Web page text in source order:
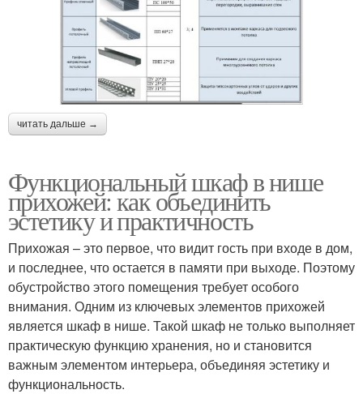
Интерьер для
современной двушки
Современные
потребности
Современная мебель
читать дальше →
Функциональный шкаф в нише
прихожей: как объединить
эстетику и практичность
Прихожая – это первое, что видит гость при входе в дом,
и последнее, что остается в памяти при выходе. Поэтому
обустройство этого помещения требует особого
внимания. Одним из ключевых элементов прихожей
является шкаф в нише. Такой шкаф не только выполняет
практическую функцию хранения, но и становится
важным элементом интерьера, объединяя эстетику и
функциональность.